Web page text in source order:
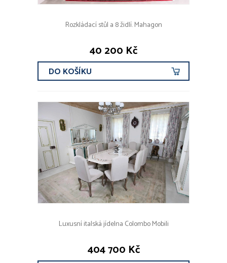
Rozkládací stůl a 8 židlí. Mahagon
40 200 Kč
DO KOŠÍKU
Luxusní italská jídelna Colombo Mobili
404 700 Kč